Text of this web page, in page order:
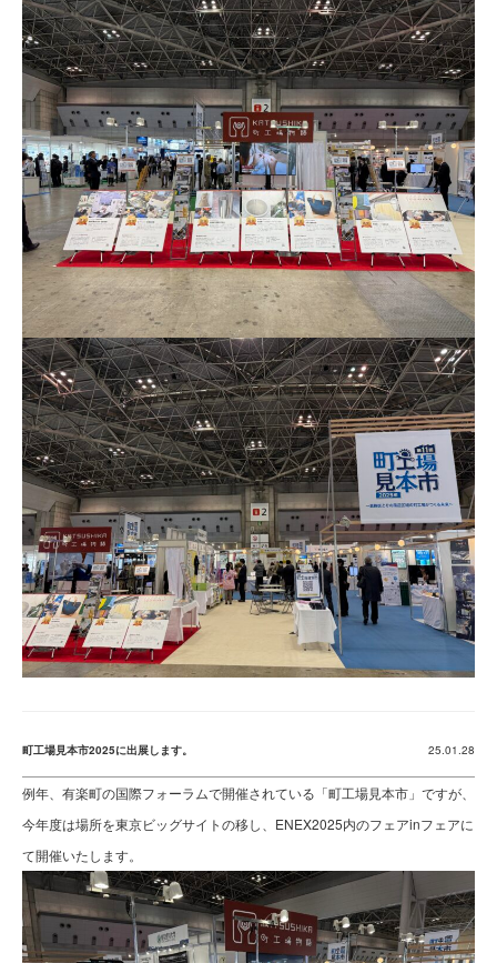
町工場見本市2025に出展します。 25.01.28
例年、有楽町の国際フォーラムで開催されている「町工場見本市」ですが、
今年度は場所を東京ビッグサイトの移し、ENEX2025内のフェアinフェアに
て開催いたします。